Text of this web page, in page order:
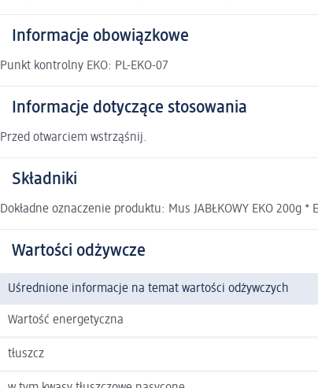
Informacje obowiązkowe
Punkt kontrolny EKO: PL-EKO-07
Informacje dotyczące stosowania
Przed otwarciem wstrząśnij.
Składniki
Dokładne oznaczenie produktu: Mus JABŁKOWY EKO 200g *
Wartości odżywcze
Uśrednione informacje na temat wartości odżywczych
Wartość energetyczna
tłuszcz